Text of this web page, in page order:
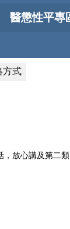
醫懲性平專
方式
放心講及第二